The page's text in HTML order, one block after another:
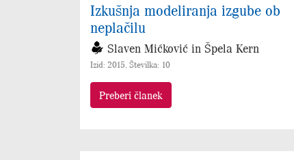
Izkušnja modeliranja izgube ob
neplačilu
Slaven Mićković in Špela Kern
Izid: 2015, Številka: 10
Preberi članek